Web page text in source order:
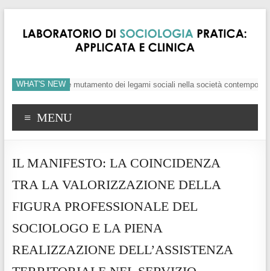
WHAT'S NEW
dei valori e mutamento dei legami sociali nella società contemporanea
MENU
IL MANIFESTO: LA COINCIDENZA
TRA LA VALORIZZAZIONE DELLA
FIGURA PROFESSIONALE DEL
SOCIOLOGO E LA PIENA
REALIZZAZIONE DELL’ASSISTENZA